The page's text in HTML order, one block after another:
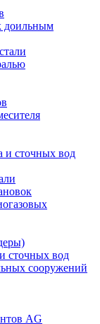
доильным
и сточных вод
сточных вод
сооружений
AG